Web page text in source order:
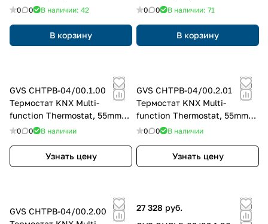
0 0 В наличии: 42
В корзину
0 0 В наличии: 71
В корзину
GVS CHTPB-04/00.1.00
Термостат KNX Multi-
function Thermostat, 55mm
(Shiny Finish)
0 0 В наличии
Узнать цену
GVS CHTPB-04/00.2.01
Термостат KNX Multi-
function Thermostat, 55mm
(Matt Finish)
0 0 В наличии
Узнать цену
GVS CHTPB-04/00.2.00
27 328 руб.